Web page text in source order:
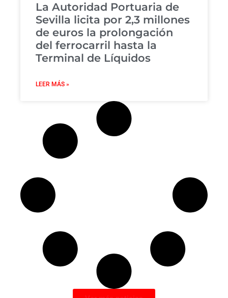
La Autoridad Portuaria de
Sevilla licita por 2,3 millones
de euros la prolongación
del ferrocarril hasta la
Terminal de Líquidos
LEER MÁS »